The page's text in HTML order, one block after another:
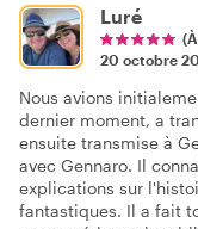
Luré
20 octobre
Nous avions
dernier moment, a
ensuite transmise à
avec Gennaro. Il
explications sur
fantastiques. Il a fait